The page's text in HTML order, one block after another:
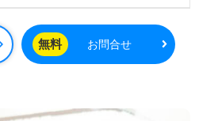
無料 お問合せ